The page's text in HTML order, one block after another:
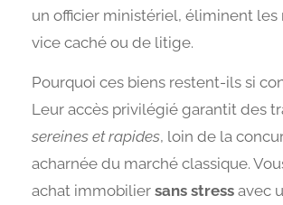
un officier ministériel, éliminent les
vice caché ou de litige.
Pourquoi ces biens restent-ils si
Leur accès privilégié garantit des
sereines et rapides, loin de la
acharnée du marché classique.
achat immobilier sans stress avec